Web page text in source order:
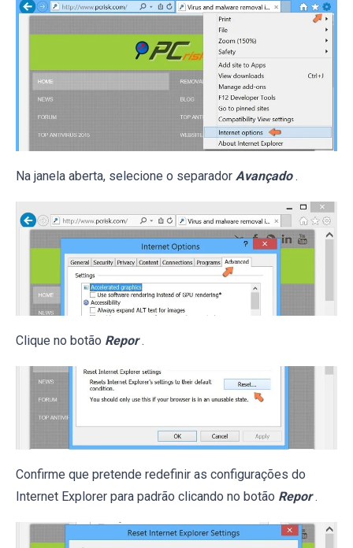
Na janela aberta, selecione o separador Avançado .
Clique no botão Repor .
Confirme que pretende redefinir as configurações do
Internet Explorer para padrão clicando no botão Repor .